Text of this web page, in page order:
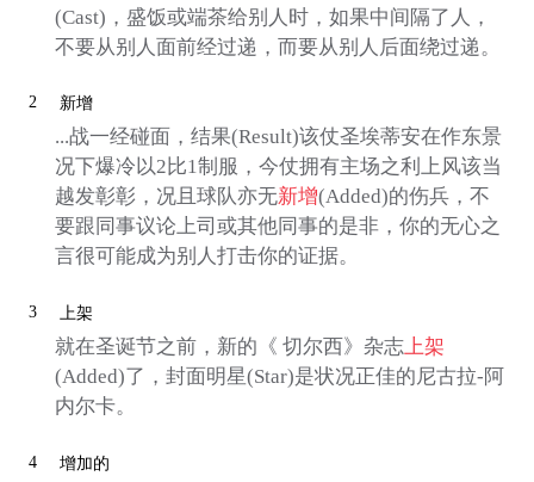
(Cast)，盛饭或端茶给别人时，如果中间隔了人，
不要从别人面前经过递，而要从别人后面绕过递。
2 新增
...战一经碰面，结果(Result)该仗圣埃蒂安在作东景
况下爆冷以2比1制服，今仗拥有主场之利上风该当
越发彰彰，况且球队亦无新增(Added)的伤兵，不
要跟同事议论上司或其他同事的是非，你的无心之
言很可能成为别人打击你的证据。
3 上架
就在圣诞节之前，新的《 切尔西》杂志上架
(Added)了，封面明星(Star)是状况正佳的尼古拉-阿
内尔卡。
4 增加的